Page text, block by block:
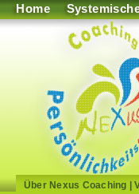
Home
Über Nexus Coaching |